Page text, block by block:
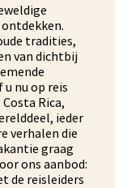
tradities,
van dichtbij
nu op reis
Rica,
ieder
verhalen die
graag
ons aanbod:
de reisleiders